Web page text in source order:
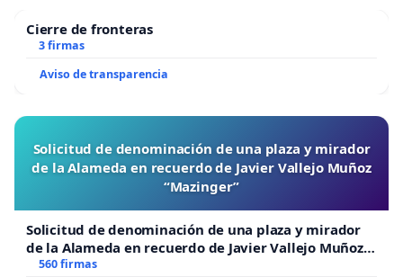
Cierre de fronteras
3 firmas
Aviso de transparencia
Solicitud de denominación de una plaza y mirador
de la Alameda en recuerdo de Javier Vallejo Muñoz
“Mazinger”
Solicitud de denominación de una plaza y mirador
de la Alameda en recuerdo de Javier Vallejo Muñoz
“Mazinger”
560 firmas